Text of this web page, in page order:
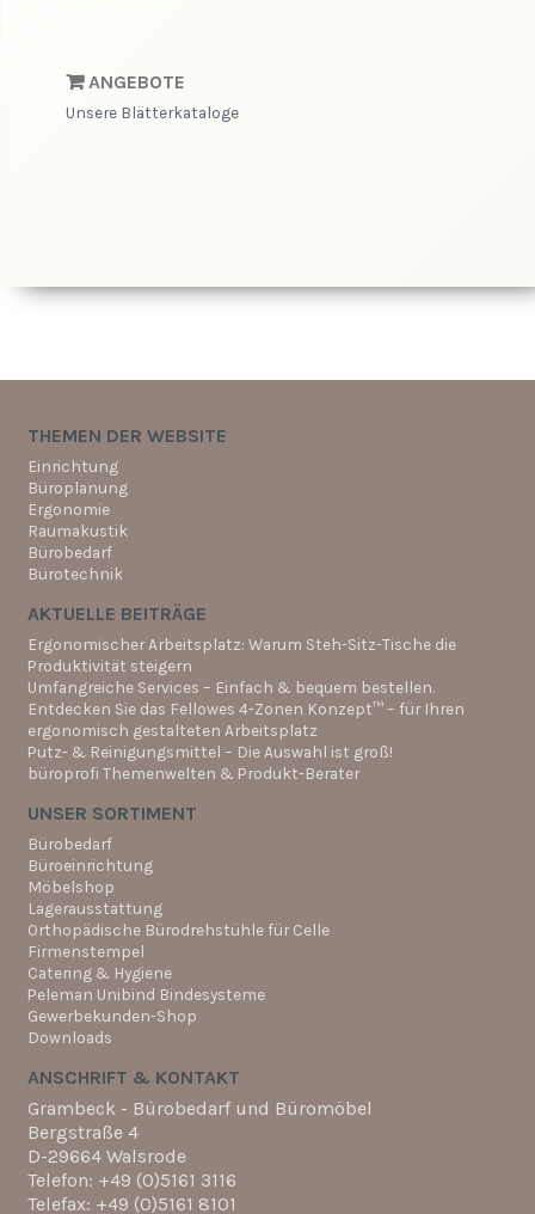
ANGEBOTE
Unsere Blätterkataloge
THEMEN DER WEBSITE
Einrichtung
Büroplanung
Ergonomie
Raumakustik
Bürobedarf
Bürotechnik
AKTUELLE BEITRÄGE
Ergonomischer Arbeitsplatz: Warum Steh-Sitz-Tische die
Produktivität steigern
Umfangreiche Services – Einfach & bequem bestellen.
Entdecken Sie das Fellowes 4-Zonen Konzept™ – für Ihren
ergonomisch gestalteten Arbeitsplatz
Putz- & Reinigungsmittel – Die Auswahl ist groß!
büroprofi Themenwelten & Produkt-Berater
UNSER SORTIMENT
Bürobedarf
Büroeinrichtung
Möbelshop
Lagerausstattung
Orthopädische Bürodrehstühle für Celle
Firmenstempel
Catering & Hygiene
Peleman Unibind Bindesysteme
Gewerbekunden-Shop
Downloads
ANSCHRIFT & KONTAKT
Grambeck - Bürobedarf und Büromöbel
Bergstraße 4
D-29664 Walsrode
Telefon: +49 (0)5161 3116
Telefax: +49 (0)5161 8101